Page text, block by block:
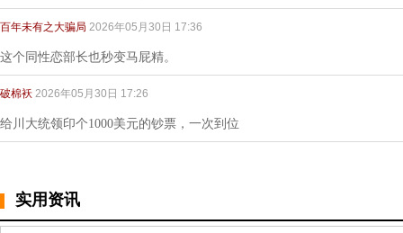
百年未有之大骗局 2026年05月30日 17:36
这个同性恋部长也秒变马屁精。
破棉袄 2026年05月30日 17:26
给川大统领印个1000美元的钞票，一次到位
实用资讯